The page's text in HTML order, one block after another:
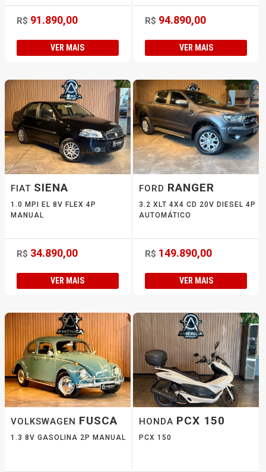
R$ 91.890,00
VER MAIS
R$ 94.890,00
VER MAIS
FIAT SIENA
1.0 MPI EL 8V FLEX 4P
MANUAL
R$ 34.890,00
VER MAIS
FORD RANGER
3.2 XLT 4X4 CD 20V DIESEL 4P
AUTOMÁTICO
R$ 149.890,00
VER MAIS
VOLKSWAGEN FUSCA
1.3 8V GASOLINA 2P MANUAL
HONDA PCX 150
PCX 150